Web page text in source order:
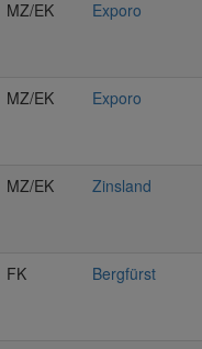
MZ/EK Exporo
MZ/EK Exporo
MZ/EK Zinsland
FK Bergfürst